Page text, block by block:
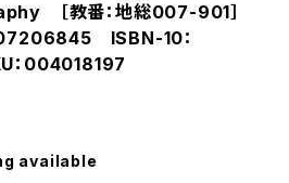
［教番：地総007-901］
ISBN-10：
004018197
available